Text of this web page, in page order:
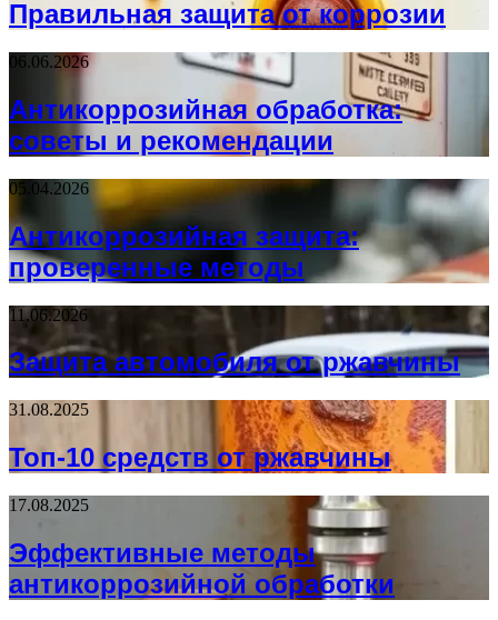
Правильная защита от коррозии
06.06.2026
Антикоррозийная обработка:
советы и рекомендации
05.04.2026
Антикоррозийная защита:
проверенные методы
11.06.2026
Защита автомобиля от ржавчины
31.08.2025
Топ-10 средств от ржавчины
17.08.2025
Эффективные методы
антикоррозийной обработки